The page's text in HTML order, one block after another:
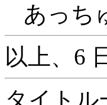
あっち
以上、6
タイトル